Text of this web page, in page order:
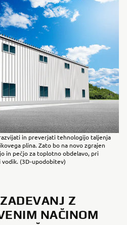
in preverjati tehnologijo taljenja
plina. Zato bo na novo zgrajen
in pečjo za toplotno obdelavo, pri
(3D-upodobitev)
Z
NAČINOM